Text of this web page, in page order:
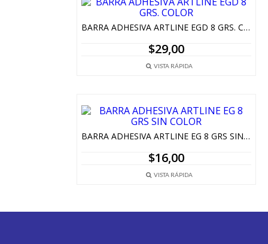
BARRA ADHESIVA ARTLINE EGD 8 GRS. COLOR
$29,00
VISTA RÁPIDA
BARRA ADHESIVA ARTLINE EG 8 GRS SIN COLOR
$16,00
VISTA RÁPIDA